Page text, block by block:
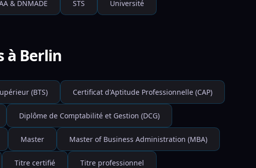
& DNMADE STS Université
à Berlin
(BTS) Certificat d'Aptitude Professionnelle (CAP)
Diplôme de Comptabilité et Gestion (DCG)
Master Master of Business Administration (MBA)
Titre certifié Titre professionnel